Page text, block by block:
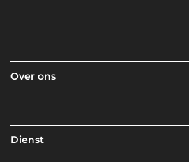
Over ons
Dienst